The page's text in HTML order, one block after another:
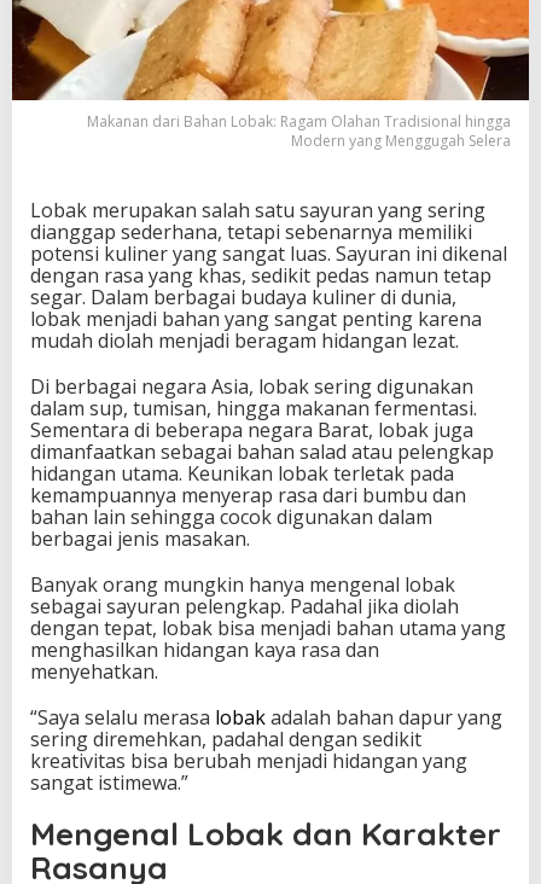
:
a
g
a
m
h
a
n
T
r
a
d
s
i
o
n
a
l
h
i
g
g
a
M
e
r
n
y
n
g
Makanan dari Bahan Lobak: Ragam Olahan Tradisional hingga
Modern yang Menggugah Selera
Lobak merupakan salah satu sayuran yang sering
dianggap sederhana, tetapi sebenarnya memiliki
potensi kuliner yang sangat luas. Sayuran ini dikenal
dengan rasa yang khas, sedikit pedas namun tetap
segar. Dalam berbagai budaya kuliner di dunia,
lobak menjadi bahan yang sangat penting karena
mudah diolah menjadi beragam hidangan lezat.
Di berbagai negara Asia, lobak sering digunakan
dalam sup, tumisan, hingga makanan fermentasi.
Sementara di beberapa negara Barat, lobak juga
dimanfaatkan sebagai bahan salad atau pelengkap
hidangan utama. Keunikan lobak terletak pada
kemampuannya menyerap rasa dari bumbu dan
bahan lain sehingga cocok digunakan dalam
berbagai jenis masakan.
Banyak orang mungkin hanya mengenal lobak
sebagai sayuran pelengkap. Padahal jika diolah
dengan tepat, lobak bisa menjadi bahan utama yang
menghasilkan hidangan kaya rasa dan
menyehatkan.
“Saya selalu merasa lobakadalah bahan dapur yang
sering diremehkan, padahal dengan sedikit
kreativitas bisa berubah menjadi hidangan yang
sangat istimewa.”
Mengenal Lobak dan Karakter
Rasanya